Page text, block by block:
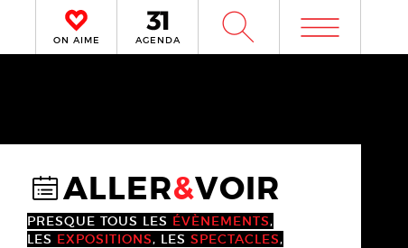
ON AIME AGENDA W m
@ALLER&VOIR
PRESQUE TOUS LES ÉVÈNEMENTS,
LES EXPOSITIONS, LES SPECTACLES,